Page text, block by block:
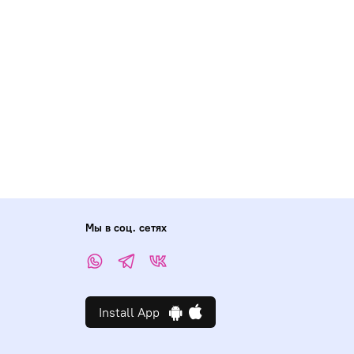
Мы в соц. сетях
Install App